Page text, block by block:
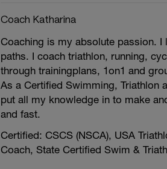
Coach Katharina
Coaching is my absolute passion.
paths. I coach triathlon, running,
through trainingplans, 1on1 and
As a Certified Swimming, Triathlon
put all my knowledge in to make
and fast.
Certified: CSCS (NSCA), USA
Coach, State Certified Swim &